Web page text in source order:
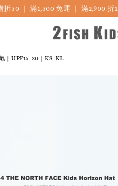
折50 ｜ 滿1,500 免運 ｜ 滿2,900 折
｜UPF15-30｜KS-KL